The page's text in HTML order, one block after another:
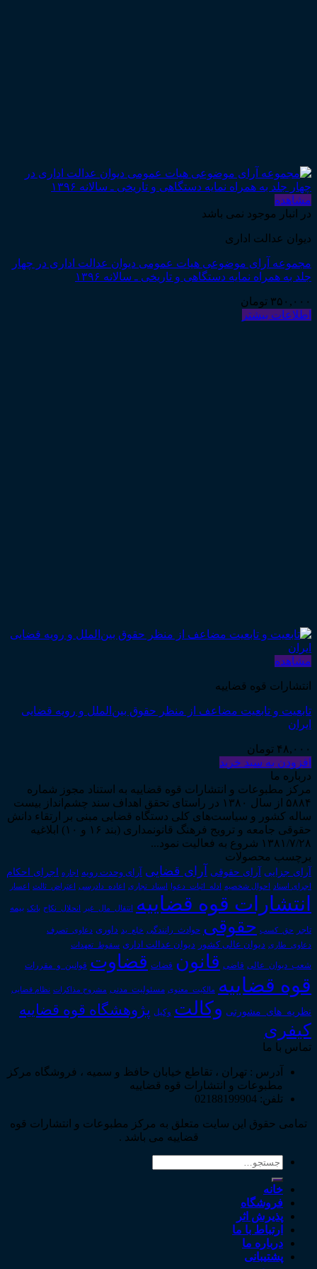
مشاهده
در انبار موجود نمی باشد
دیوان عدالت اداری
مجموعه آرای موضوعی هیات عمومی دیوان عدالت اداری در چهار
جلد به همراه نمایه دستگاهی و تاریخی ـ سالانه ۱۳۹۶
۳۵۰,۰۰۰ تومان
اطلاعات بیشتر
مشاهده
انتشارات قوه قضاییه
تابعیت و تابعیت مضاعف از منظر حقوق بین‌الملل و رویه قضایی
ایران
۴۸,۰۰۰ تومان
افزودن به سبد خرید
درباره ما
مرکز مطبوعات و انتشارات قوه قضاییه به استناد مجوز شماره
۵۸۸۴ از سال ۱۳۸۰ در راستای تحقق اهداف سند چشم‌انداز بیست
ساله کشور و سیاست‌های کلی دستگاه قضایی مبنی بر ارتقاء دانش
حقوقی جامعه و ترویج فرهنگ قانونمداری (بند ۱۶ و ۱۰) ابلاغیه
۱۳۸۱/۷/۲۸ شروع به فعالیت نمود...
برچسب محصولات
آرای جزایی آرای حقوقی آرای قضایی آرای وحدت رویه اجاره اجرای احکام
اجرای اسناد احوال شخصیه ادله_اثبات_دعوا اسناد_تجاری اعاده_دادرسی اعتراض_ثالث اعسار
انتشارات قوه قضاییه انتقال_مال_غیر انحلال_نکاح بانک بیمه
تاجر حق_کسب حقوقی حوادث_رانندگی خلع_ید داوری دعاوی_تصرف
دعاوی_طاری دیوان عالی کشور دیوان عدالت اداری سقوط_تعهدات
شعب_دیوان_عالی قاضی قانون قضات قضاوت قوانین_و_مقررات
قوه قضاییه مالکیت_معنوی مسئولیت_مدنی مشروح مذاکرات نظام قضایی
نظریه_های_مشورتی وکالت وکیل پژوهشگاه قوه قضاییه
کیفری
تماس با ما
آدرس : تهران ، تقاطع خیابان حافظ و سمیه ، فروشگاه مرکز
مطبوعات و انتشارات قوه قضاییه
تلفن: 02188199904
تمامی حقوق این سایت متعلق به مرکز مطبوعات و انتشارات قوه
قضاییه می باشد .
جستجو
خانه
فروشگاه
پذیرش اثر
ارتباط با ما
درباره ما
پشتیبانی